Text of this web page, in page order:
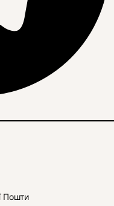
Пошти